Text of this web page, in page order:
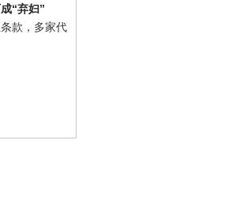
“弃妇”
款，多家代